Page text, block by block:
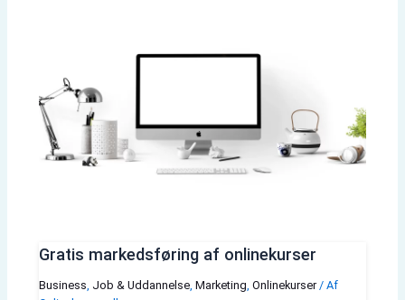
Gratis markedsføring af onlinekurser
Business, Job & Uddannelse, Marketing, Onlinekurser/ Af